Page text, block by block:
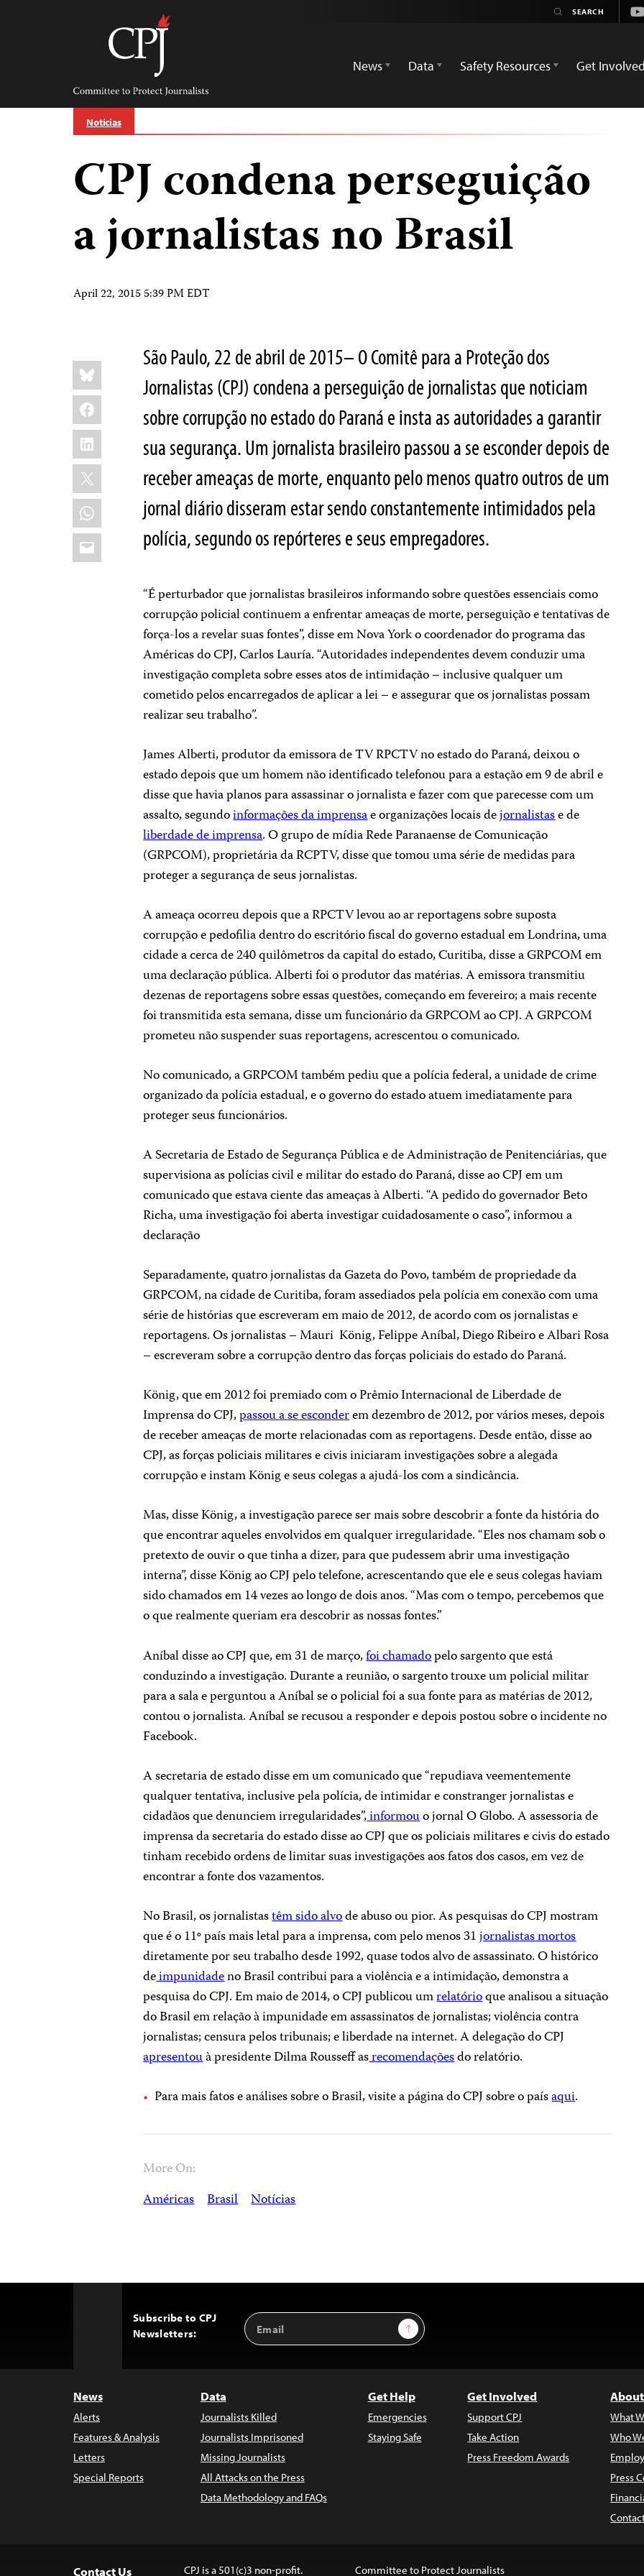
Committee
Protect
Journalists
News
Data Safety Resources Get Involved
Notícias
CPJ condena perseguição
a jornalistas no Brasil
April 22, 2015 5:39 PM EDT
Share
this:
Bluesky
Facebook
LinkedIn
X
WhatsApp
Email
São Paulo, 22 de abril de 2015– O Comitê para a Proteção dos
Jornalistas (CPJ) condena a perseguição de jornalistas que noticiam
sobre corrupção no estado do Paraná e insta as autoridades a garantir
sua segurança. Um jornalista brasileiro passou a se esconder depois de
receber ameaças de morte, enquanto pelo menos quatro outros de um
jornal diário disseram estar sendo constantemente intimidados pela
polícia, segundo os repórteres e seus empregadores.
“É perturbador que jornalistas brasileiros informando sobre questões essenciais como
corrupção policial continuem a enfrentar ameaças de morte, perseguição e tentativas de
força-los a revelar suas fontes”, disse em Nova York o coordenador do programa das
Américas do CPJ, Carlos Lauría. “Autoridades independentes devem conduzir uma
investigação completa sobre esses atos de intimidação – inclusive qualquer um
cometido pelos encarregados de aplicar a lei – e assegurar que os jornalistas possam
realizar seu trabalho”.
James Alberti, produtor da emissora de TV RPCTV no estado do Paraná, deixou o
estado depois que um homem não identificado telefonou para a estação em 9 de abril e
disse que havia planos para assassinar o jornalista e fazer com que parecesse com um
assalto, segundoinformações da imprensae organizações locais dejornalistase de
liberdade de imprensa. O grupo de mídia Rede Paranaense de Comunicação
(GRPCOM), proprietária da RCPTV, disse que tomou uma série de medidas para
proteger a segurança de seus jornalistas.
A ameaça ocorreu depois que a RPCTV levou ao ar reportagens sobre suposta
corrupção e pedofilia dentro do escritório fiscal do governo estadual em Londrina, uma
cidade a cerca de 240 quilômetros da capital do estado, Curitiba, disse a GRPCOM em
uma declaração pública. Alberti foi o produtor das matérias. A emissora transmitiu
dezenas de reportagens sobre essas questões, começando em fevereiro; a mais recente
foi transmitida esta semana, disse um funcionário da GRPCOM ao CPJ. A GRPCOM
prometeu não suspender suas reportagens, acrescentou o comunicado.
No comunicado, a GRPCOM também pediu que a polícia federal, a unidade de crime
organizado da polícia estadual, e o governo do estado atuem imediatamente para
proteger seus funcionários.
A Secretaria de Estado de Segurança Pública e de Administração de Penitenciárias, que
supervisiona as polícias civil e militar do estado do Paraná, disse ao CPJ em um
comunicado que estava ciente das ameaças à Alberti. “A pedido do governador Beto
Richa, uma investigação foi aberta investigar cuidadosamente o caso”, informou a
declaração
Separadamente, quatro jornalistas da Gazeta do Povo, também de propriedade da
GRPCOM, na cidade de Curitiba, foram assediados pela polícia em conexão com uma
série de histórias que escreveram em maio de 2012, de acordo com os jornalistas e
reportagens. Os jornalistas – Mauri König, Felippe Aníbal, Diego Ribeiro e Albari Rosa
– escreveram sobre a corrupção dentro das forças policiais do estado do Paraná.
König, que em 2012 foi premiado com o Prêmio Internacional de Liberdade de
Imprensa do CPJ,passou a se esconderem dezembro de 2012, por vários meses, depois
de receber ameaças de morte relacionadas com as reportagens. Desde então, disse ao
CPJ, as forças policiais militares e civis iniciaram investigações sobre a alegada
corrupção e instam König e seus colegas a ajudá-los com a sindicância.
Mas, disse König, a investigação parece ser mais sobre descobrir a fonte da história do
que encontrar aqueles envolvidos em qualquer irregularidade. “Eles nos chamam sob o
pretexto de ouvir o que tinha a dizer, para que pudessem abrir uma investigação
interna”, disse König ao CPJ pelo telefone, acrescentando que ele e seus colegas haviam
sido chamados em 14 vezes ao longo de dois anos. “Mas com o tempo, percebemos que
o que realmente queriam era descobrir as nossas fontes.”
Aníbal disse ao CPJ que, em 31 de março,foi chamadopelo sargento que está
conduzindo a investigação. Durante a reunião, o sargento trouxe um policial militar
para a sala e perguntou a Aníbal se o policial foi a sua fonte para as matérias de 2012,
contou o jornalista. Aníbal se recusou a responder e depois postou sobre o incidente no
Facebook.
A secretaria de estado disse em um comunicado que “repudiava veementemente
qualquer tentativa, inclusive pela polícia, de intimidar e constranger jornalistas e
cidadãos que denunciem irregularidades”,informouo jornal O Globo. A assessoria de
imprensa da secretaria do estado disse ao CPJ que os policiais militares e civis do estado
tinham recebido ordens de limitar suas investigações aos fatos dos casos, em vez de
encontrar a fonte dos vazamentos.
No Brasil, os jornalistastêm sido alvode abuso ou pior. As pesquisas do CPJ mostram
que é o 11º país mais letal para a imprensa, com pelo menos 31jornalistas mortos
diretamente por seu trabalho desde 1992, quase todos alvo de assassinato. O histórico
deimpunidadeno Brasil contribui para a violência e a intimidação, demonstra a
pesquisa do CPJ. Em maio de 2014, o CPJ publicou umrelatórioque analisou a situação
do Brasil em relação à impunidade em assassinatos de jornalistas; violência contra
jornalistas; censura pelos tribunais; e liberdade na internet. A delegação do CPJ
apresentouà presidente Dilma Rousseff asrecomendaçõesdo relatório.
Para mais fatos e análises sobre o Brasil, visite a página do CPJ sobre o paísaqui.
More On:
Américas Brasil Notícias
Subscribe to CPJ
Newsletters:
Email
Address
Sign Up
News
Alerts
Features & Analysis
Letters
Special Reports
Data
Journalists Killed
Journalists Imprisoned
Missing Journalists
All Attacks on the Press
Data Methodology and FAQs
Get Help
Emergencies
Staying Safe
Get Involved
Support CPJ
Take Action
Press Freedom Awards
What
Who
Press
Contact Us CPJ is a 501(c)3 non-profit. Committee to Protect Journalists